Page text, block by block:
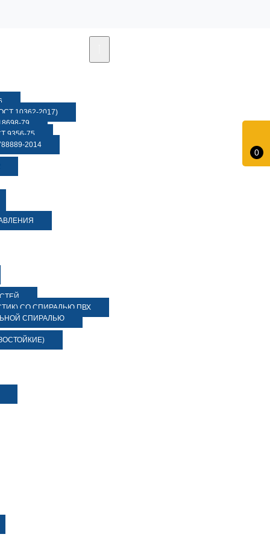
0
10362-2017)
79
9356-75
2014
СО СПИРАЛЬЮ ПВХ
СПИРАЛЬЮ